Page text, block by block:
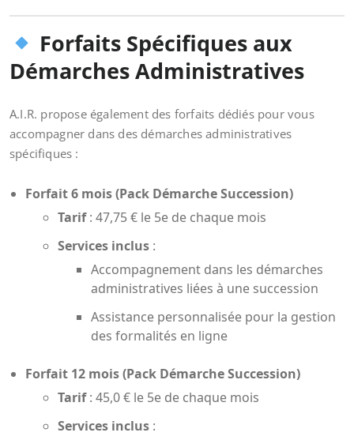
Forfaits Spécifiques aux
Démarches Administratives
A.I.R. propose également des forfaits dédiés pour vous
accompagner dans des démarches administratives
spécifiques :
Forfait 6 mois (Pack Démarche Succession)
Tarif: 47,75 € le 5e de chaque mois
Services inclus :
Accompagnement dans les démarches
administratives liées à une succession
Assistance personnalisée pour la gestion
des formalités en ligne
Forfait 12 mois (Pack Démarche Succession)
Tarif: 45,0 € le 5e de chaque mois
Services inclus :